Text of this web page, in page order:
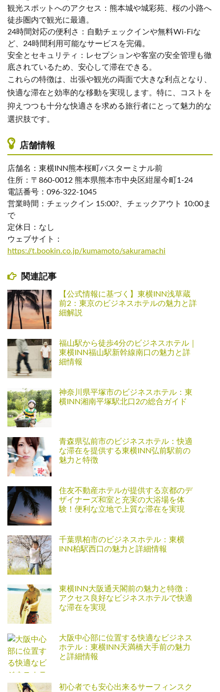
観光スポットへのアクセス：熊本城や城彩苑、桜の小路へ
徒歩圏内で観光に最適。
24時間対応の便利さ：自動チェックインや無料Wi-Fiな
ど、24時間利用可能なサービスを完備。
安全とセキュリティ：レセプションや客室の安全管理も徹
底されているため、安心して滞在できる。
これらの特徴は、出張や観光の両面で大きな利点となり、
快適な滞在と効率的な移動を実現します。特に、コストを
抑えつつも十分な快適さを求める旅行者にとって魅力的な
選択肢です。
店舗情報
店舗名：東横INN熊本桜町バスターミナル前
住所：〒860-0012 熊本県熊本市中央区紺屋今町1-24
電話番号：096-322-1045
営業時間：チェックイン 15:00?、チェックアウト 10:00ま
で
定休日：なし
ウェブサイト：
https://t.bookin.co.jp/kumamoto/sakuramachi
関連記事
【公式情報に基づく】東横INN浅草蔵
前2：東京のビジネスホテルの魅力と詳
細解説
福山駅から徒歩4分のビジネスホテル｜
東横INN福山駅新幹線南口の魅力と詳
細情報
神奈川県平塚市のビジネスホテル：東
横INN湘南平塚駅北口2の総合ガイド
青森県弘前市のビジネスホテル：快適
な滞在を提供する東横INN弘前駅前の
魅力と特徴
住友不動産ホテルが提供する京都のデ
ザイナーズ和室と充実の大浴場を体
験！便利な立地で上質な滞在を実現
千葉県柏市のビジネスホテル：東横
INN柏駅西口の魅力と詳細情報
東横INN大阪通天閣前の魅力と特徴：
アクセス良好なビジネスホテルで快適
な滞在を実現
大阪中心部に位置する快適なビジネス
ホテル：東横INN天満橋大手前の魅力
と詳細情報
初心者でも安心出来るサーフィンスク